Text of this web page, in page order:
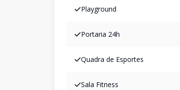
Playground
Portaria 24h
Quadra de Esportes
Sala Fitness